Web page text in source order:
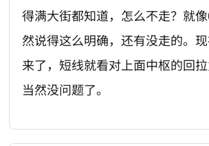
得满大街都知道，怎么不走？就
然说得这么明确，还有没走的。
来了，短线就看对上面中枢的回
当然没问题了。